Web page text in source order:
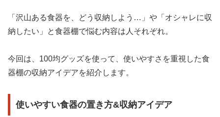
「沢山ある食器を、どう収納しよう…」や「オシャレに収
納したい」と食器棚で悩む内容は人それぞれ。
今回は、100均グッズを使って、使いやすさを重視した食
器棚の収納アイデアを紹介します。
使いやすい食器の置き方&収納アイデア